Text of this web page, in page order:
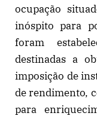
ocupação
inóspito para
foram
destinadas a
imposição de
de rendimento,
para